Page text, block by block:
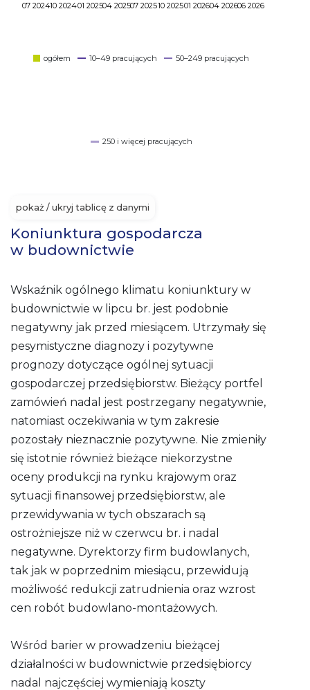
07 202410 202401 202504 202507 202510 202501 202604 202606 2026
ogółem 10–49 pracujących 50–249 pracujących
250 i więcej pracujących
pokaż / ukryj tablicę z danymi
Koniunktura gospodarcza
w budownictwie
Wskaźnik ogólnego klimatu koniunktury w
budownictwie w lipcu br. jest podobnie
negatywny jak przed miesiącem. Utrzymały się
pesymistyczne diagnozy i pozytywne
prognozy dotyczące ogólnej sytuacji
gospodarczej przedsiębiorstw. Bieżący portfel
zamówień nadal jest postrzegany negatywnie,
natomiast oczekiwania w tym zakresie
pozostały nieznacznie pozytywne. Nie zmieniły
się istotnie również bieżące niekorzystne
oceny produkcji na rynku krajowym oraz
sytuacji finansowej przedsiębiorstw, ale
przewidywania w tych obszarach są
ostrożniejsze niż w czerwcu br. i nadal
negatywne. Dyrektorzy firm budowlanych,
tak jak w poprzednim miesiącu, przewidują
możliwość redukcji zatrudnienia oraz wzrost
cen robót budowlano-montażowych.
Wśród barier w prowadzeniu bieżącej
działalności w budownictwie przedsiębiorcy
nadal najczęściej wymieniają koszty